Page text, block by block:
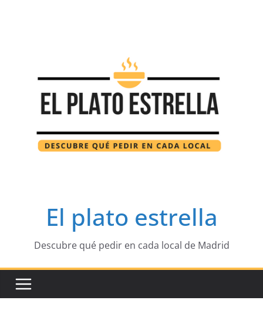
El plato estrella
Descubre qué pedir en cada local de Madrid